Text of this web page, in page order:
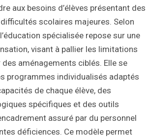
conçu pour
handicaps ou
Plaisance
logique de
fonctionnelles
caractérise par
au rythme et aux
méthodes
spécialisés et
formé aux